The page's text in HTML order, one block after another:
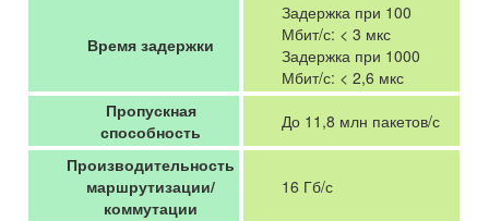
Время задержки
Задержка при 100
Мбит/с: < 3 мкс
Задержка при 1000
Мбит/с: < 2,6 мкс
Пропускная
способность
До 11,8 млн пакетов/с
Производительность
маршрутизации/
коммутации
16 Гб/с